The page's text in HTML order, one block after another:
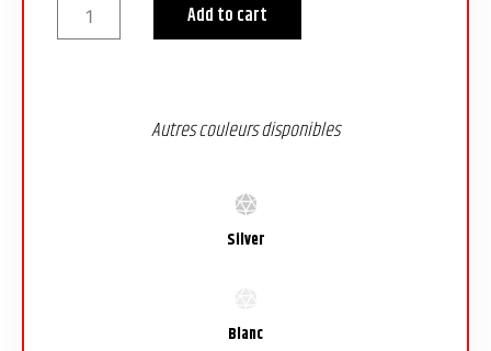
Add to cart
Autres couleurs disponibles
Silver
Blanc